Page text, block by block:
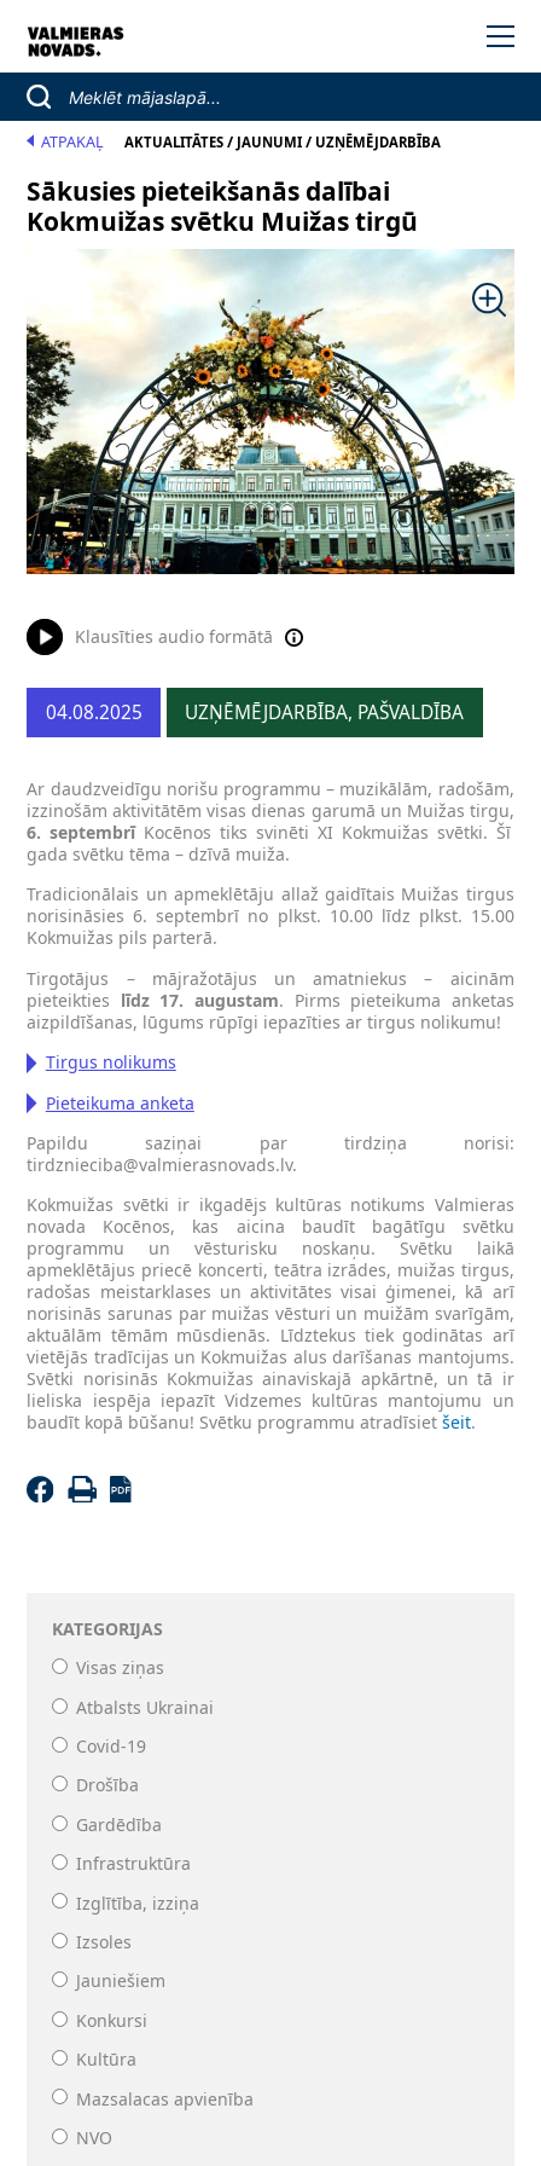
ATPAKAĻ AKTUALITĀTES/ JAUNUMI/ UZŅĒMĒJDARBĪBA
KATEGORIJAS
Visas ziņas
Atbalsts Ukrainai
Covid-19
Drošība
Gardēdība
Infrastruktūra
Izglītība, izziņa
Izsoles
Jauniešiem
Konkursi
Kultūra
Mazsalacas apvienība
NVO
Sākusies pieteikšanās dalībai
Kokmuižas svētku Muižas tirgū
Klausīties audio formātā
04.08.2025 UZŅĒMĒJDARBĪBA, PAŠVALDĪBA
Ar daudzveidīgu norišu programmu – muzikālām, radošām,
izzinošām aktivitātēm visas dienas garumā un Muižas tirgu,
6. septembrīKocēnos tiks svinēti XI Kokmuižas svētki. Šī
gada svētku tēma – dzīvā muiža.
Tradicionālais un apmeklētāju allaž gaidītais Muižas tirgus
norisināsies 6. septembrī no plkst. 10.00 līdz plkst. 15.00
Kokmuižas pils parterā.
Tirgotājus – mājražotājus un amatniekus – aicinām
pieteikties līdz 17. augustam. Pirms pieteikuma anketas
aizpildīšanas, lūgums rūpīgi iepazīties ar tirgus nolikumu!
Tirgus nolikums
Pieteikuma anketa
Papildu saziņai par tirdziņa norisi:
tirdznieciba@valmierasnovads.lv.
Kokmuižas svētki ir ikgadējs kultūras notikums Valmieras
novada Kocēnos, kas aicina baudīt bagātīgu svētku
programmu un vēsturisku noskaņu. Svētku laikā
apmeklētājus priecē koncerti, teātra izrādes, muižas tirgus,
radošas meistarklases un aktivitātes visai ģimenei, kā arī
norisinās sarunas par muižas vēsturi un muižām svarīgām,
aktuālām tēmām mūsdienās. Līdztekus tiek godinātas arī
vietējās tradīcijas un Kokmuižas alus darīšanas mantojums.
Svētki norisinās Kokmuižas ainaviskajā apkārtnē, un tā ir
lieliska iespēja iepazīt Vidzemes kultūras mantojumu un
baudīt kopā būšanu! Svētku programmu atradīsietšeit.